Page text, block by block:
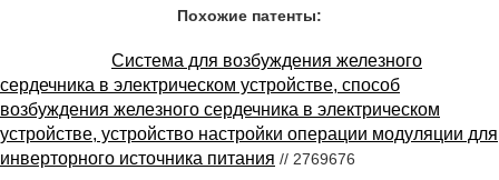
Похожие патенты:
Система для возбуждения железного
сердечника в электрическом устройстве, способ
возбуждения железного сердечника в электрическом
устройстве, устройство настройки операции модуляции для
инверторного источника питания // 2769676